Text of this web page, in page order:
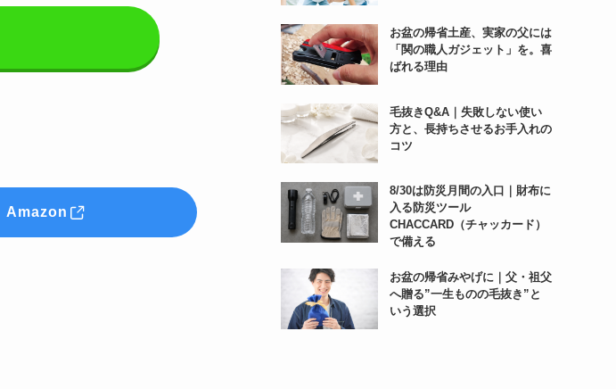
Amazon
お盆の帰省土産、実家の父には
「関の職人ガジェット」を。喜
ばれる理由
毛抜きQ&A｜失敗しない使い
方と、長持ちさせるお手入れの
コツ
8/30は防災月間の入口｜財布に
入る防災ツール
CHACCARD（チャッカード）
で備える
お盆の帰省みやげに｜父・祖父
へ贈る”一生ものの毛抜き”と
いう選択